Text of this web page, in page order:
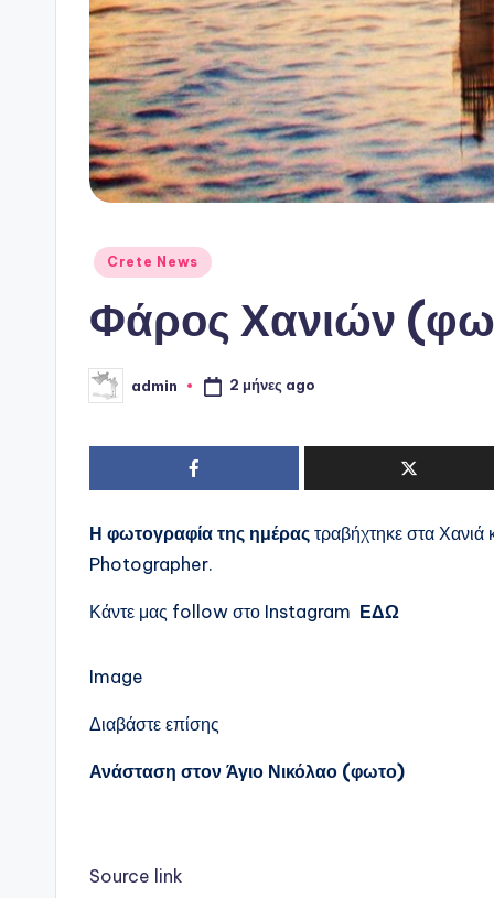
Αναρτήθηκε
Crete News
Φάρος Χανιών
Συγγραφέας:
admin 2 μήνες ago
Η φωτογραφία της ημέρας τραβήχτηκε στα Χανιά
Photographer.
Κάντε μας follow στο Instagram ΕΔΩ
Image
Διαβάστε επίσης
Ανάσταση στον Άγιο Νικόλαο (φωτο)
Source link